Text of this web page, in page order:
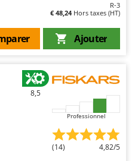
R-3
€ 48,24Hors taxes (HT)
Ajouter
8,5
Professionnel
(14) 4,82/5